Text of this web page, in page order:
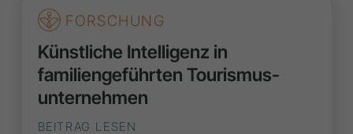
FORSCHUNG
Künstliche Intelligenz in
familiengeführten Tourismus­
unternehmen
BEITRAG LESEN